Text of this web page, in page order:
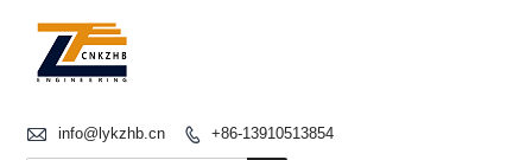
 info@lykzhb.cn  +86-13910513854